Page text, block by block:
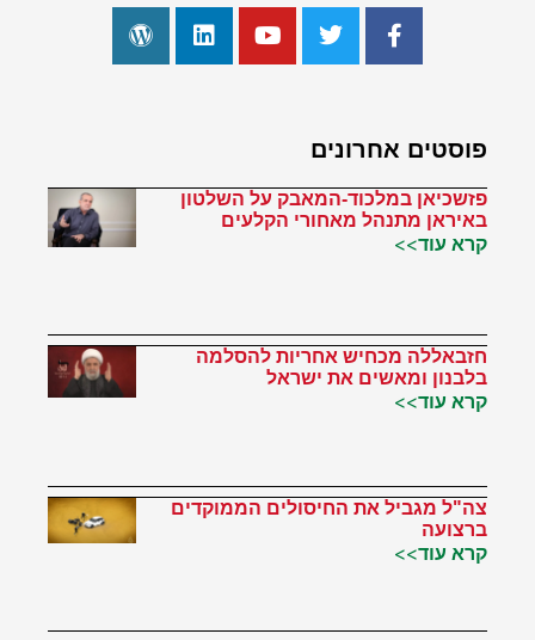
פוסטים אחרונים
פזשכיאן במלכוד-המאבק על השלטון
באיראן מתנהל מאחורי הקלעים
קרא עוד>>
חזבאללה מכחיש אחריות להסלמה
בלבנון ומאשים את ישראל
קרא עוד>>
צה"ל מגביל את החיסולים הממוקדים
ברצועה
קרא עוד>>